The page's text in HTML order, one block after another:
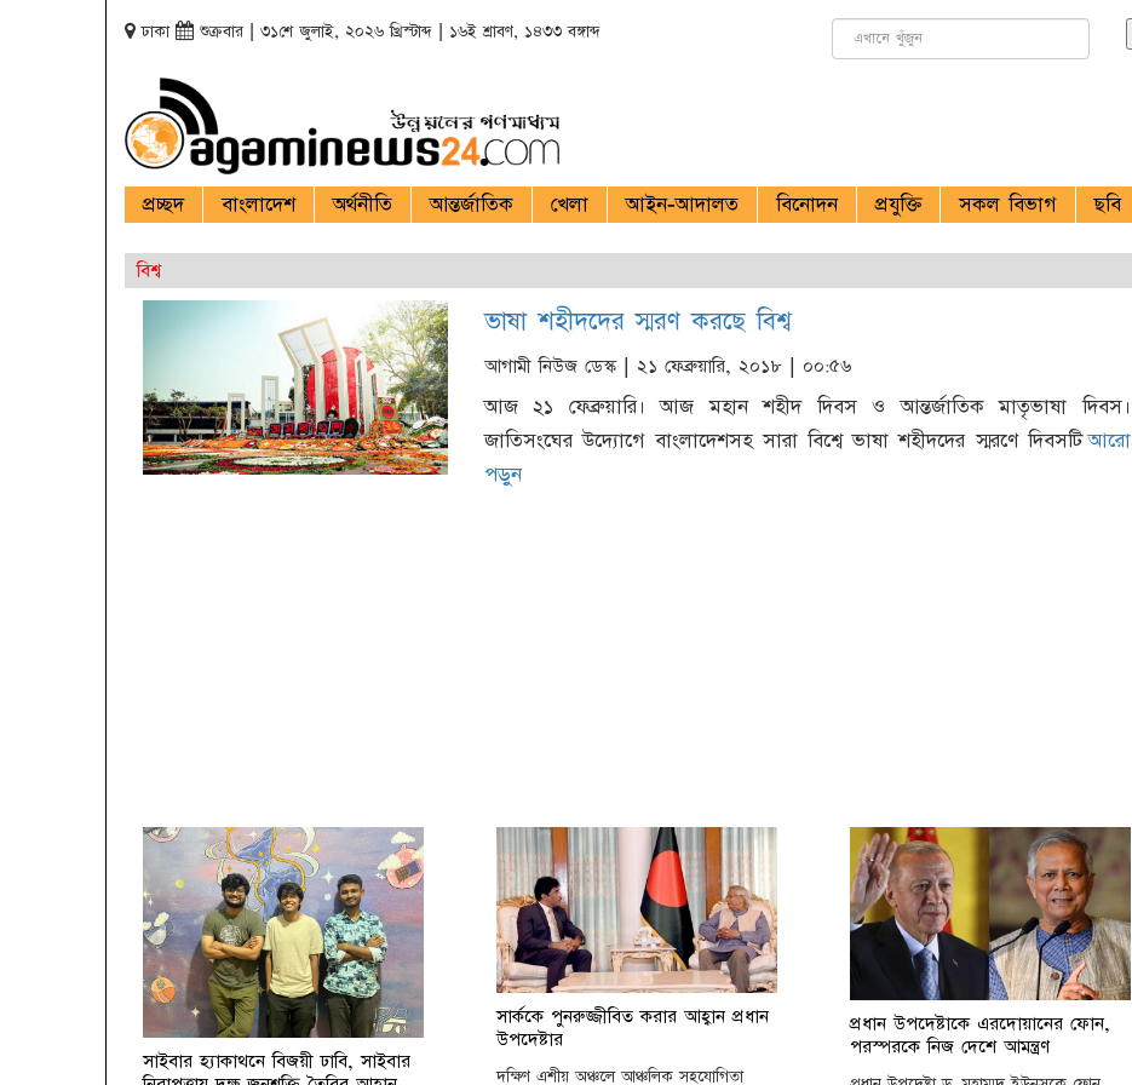
ঢাকা শুক্রবার | ৩১শে জুলাই, ২০২৬ খ্রিস্টাব্দ | ১৬ই শ্রাবণ, ১৪৩৩ বঙ্গাব্দ
প্রচ্ছদ বাংলাদেশ অর্থনীতি আন্তর্জাতিক খেলা আইন-আদালত বিনোদন প্রযুক্তি সকল বিভাগ ছবি
বিশ্ব
ভাষা শহীদদের স্মরণ করছে বিশ্ব
আগামী নিউজ ডেস্ক| ২১ ফেব্রুয়ারি, ২০১৮ | ০০:৫৬
আজ ২১ ফেব্রুয়ারি। আজ মহান শহীদ দিবস ও আন্তর্জাতিক মাতৃভাষা দিবস।
জাতিসংঘের উদ্যোগে বাংলাদেশসহ সারা বিশ্বে ভাষা শহীদদের স্মরণে দিবসটি আরো
পড়ুন
সাইবার হ্যাকাথনে বিজয়ী ঢাবি, সাইবার
সার্ককে পুনরুজ্জীবিত করার আহ্বান প্রধান
উপদেষ্টার
দক্ষিণ এশীয় অঞ্চলে আঞ্চলিক সহযোগিতা
প্রধান উপদেষ্টাকে এরদোয়ানের ফোন,
পরস্পরকে নিজ দেশে আমন্ত্রণ